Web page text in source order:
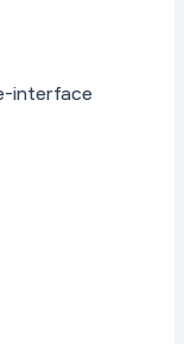
interface